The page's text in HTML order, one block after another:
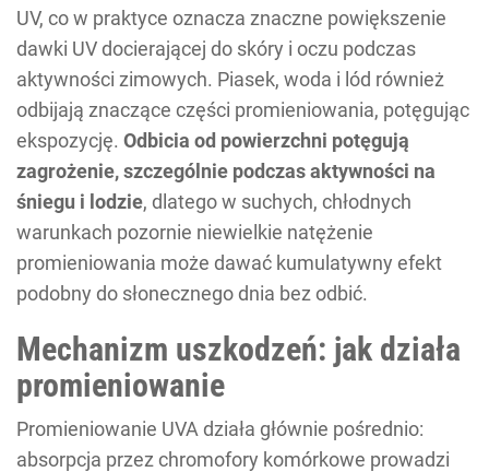
UV, co w praktyce oznacza znaczne powiększenie
dawki UV docierającej do skóry i oczu podczas
aktywności zimowych. Piasek, woda i lód również
odbijają znaczące części promieniowania, potęgując
ekspozycję. Odbicia od powierzchni potęgują
zagrożenie, szczególnie podczas aktywności na
śniegu i lodzie, dlatego w suchych, chłodnych
warunkach pozornie niewielkie natężenie
promieniowania może dawać kumulatywny efekt
podobny do słonecznego dnia bez odbić.
Mechanizm uszkodzeń: jak działa
promieniowanie
Promieniowanie UVA działa głównie pośrednio:
absorpcja przez chromofory komórkowe prowadzi